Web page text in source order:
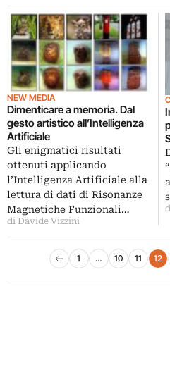
NEW MEDIA
Dimenticare a memoria. Dal
gesto artistico all’Intelligenza
Artificiale
Gli enigmatici risultati
ottenuti applicando
l’Intelligenza Artificiale alla
lettura di dati di Risonanze
Magnetiche Funzionali…
di Davide Vizzini
Paginazione degli
Pagina precedente
1 … 10 11 12